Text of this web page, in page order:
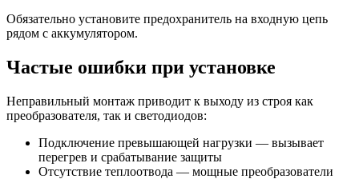
Обязательно установите предохранитель на входную цепь
рядом с аккумулятором.
Частые ошибки при установке
Неправильный монтаж приводит к выходу из строя как
преобразователя, так и светодиодов:
Подключение превышающей нагрузки — вызывает
перегрев и срабатывание защиты
Отсутствие теплоотвода — мощные преобразователи